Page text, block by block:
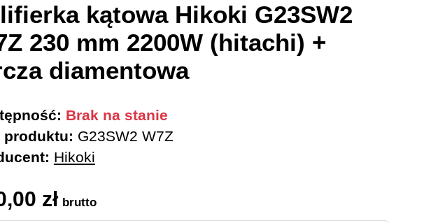
kątowa Hikoki G23SW2
230 mm 2200W (hitachi) +
diamentowa
Brak na stanie
produktu: G23SW2 W7Z
Hikoki
zł brutto